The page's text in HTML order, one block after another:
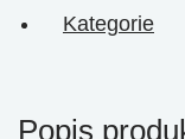
Kategorie
Popis